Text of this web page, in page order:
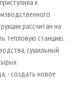
к
рассчитан на
тепловую станцию,
сушильный
- создать новое